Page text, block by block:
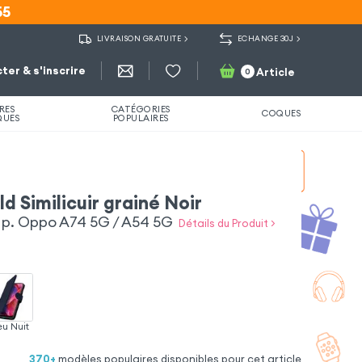
LIVRAISON GRATUITE ECHANGE 30J
& s'inscrire 0 Article
CATÉGORIES
POPULAIRES COQUES
Similicuir grainé Noir
Oppo A74 5G / A54 5G Détails du Produit >
Nuit
370+ modèles populaires disponibles pour cet article